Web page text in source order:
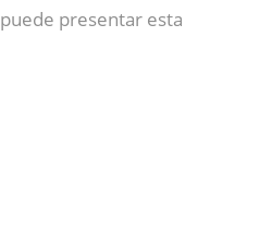
presentar esta